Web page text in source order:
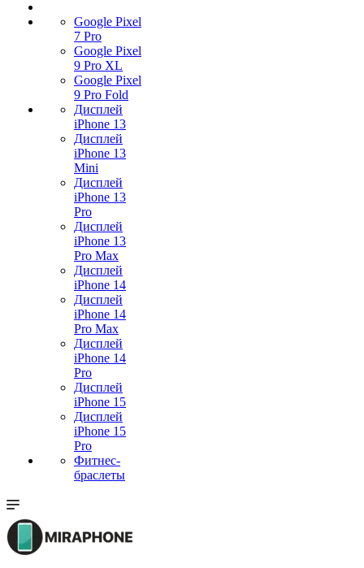
Google Pixel
7 Pro
Google Pixel
9 Pro XL
Google Pixel
9 Pro Fold
Дисплей
iPhone 13
Дисплей
iPhone 13
Mini
Дисплей
iPhone 13
Pro
Дисплей
iPhone 13
Pro Max
Дисплей
iPhone 14
Дисплей
iPhone 14
Pro Max
Дисплей
iPhone 14
Pro
Дисплей
iPhone 15
Дисплей
iPhone 15
Pro
Фитнес-
браслеты